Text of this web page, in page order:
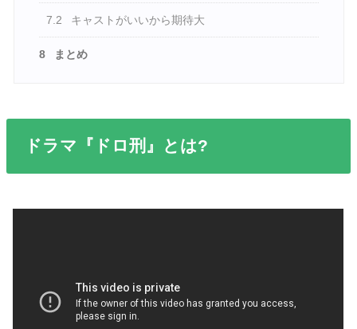
7.2 キャストがいいから期待大
8 まとめ
ドラマ『ドロ刑』とは?